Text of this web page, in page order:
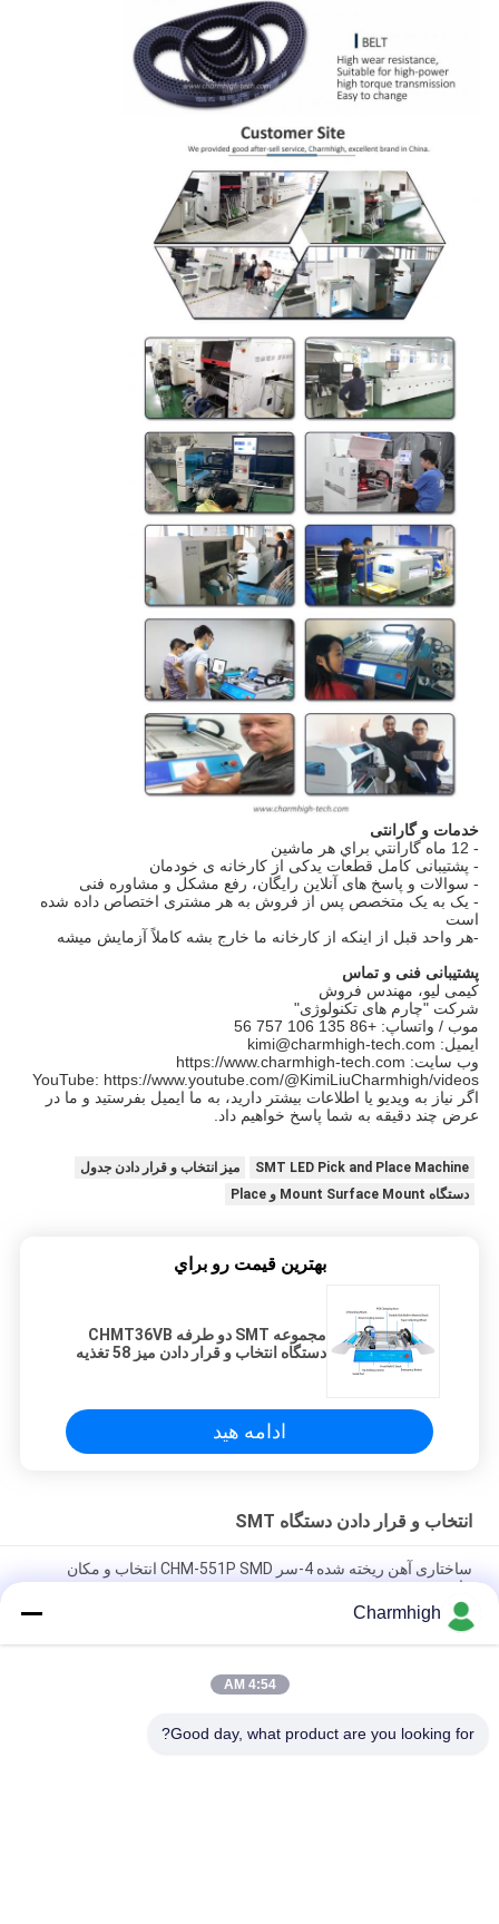
خدمات و گارانتی
- 12 ماه گارانتي براي هر ماشين
- پشتیبانی کامل قطعات یدکی از کارخانه ی خودمان
- سوالات و پاسخ های آنلاین رایگان، رفع مشکل و مشاوره فنی
- یک به یک متخصص پس از فروش به هر مشتری اختصاص داده شده
است
-هر واحد قبل از اينکه از کارخانه ما خارج بشه کاملاً آزمايش ميشه
پشتیبانی فنی و تماس
کیمی لیو، مهندس فروش
شرکت "چارم های تکنولوژی"
موب / واتساپ: +86 135 106 757 56
ایمیل: kimi@charmhigh-tech.com
وب سایت: https://www.charmhigh-tech.com
YouTube: https://www.youtube.com/@KimiLiuCharmhigh/videos
اگر نیاز به ویدیو یا اطلاعات بیشتر دارید، به ما ایمیل بفرستید و ما در
عرض چند دقیقه به شما پاسخ خواهیم داد.
SMT LED Pick and Place Machine
میز انتخاب و قرار دادن جدول
دستگاه Mount Surface Mount و Place
بهترين قيمت رو براي
مجموعه SMT دو طرفه CHMT36VB
دستگاه انتخاب و قرار دادن میز 58 تغذیه
ادامه هید
انتخاب و قرار دادن دستگاه SMT
ساختاری آهن ریخته شده 4-سر CHM-551P SMD انتخاب و مکان
ماشین
سر پشتیبانی 01005
Charmhigh TM08 PCBA تولید SMT تراشه نصب کننده ماشین
Charmhigh
4:54 AM
Good day, what product are you looking for?